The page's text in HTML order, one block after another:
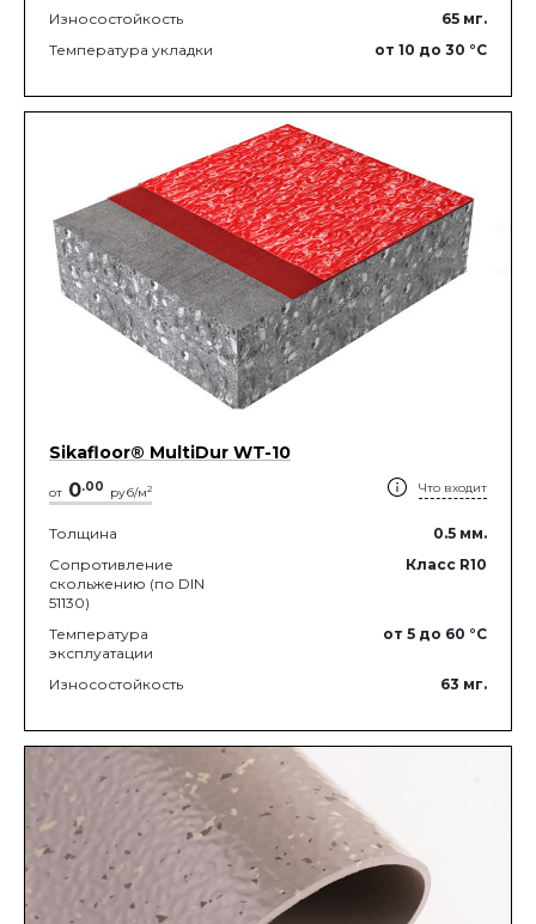
Износостойкость 65 мг.
Температура укладки
от 10 до 30 °C
Sikafloor® MultiDur WT-10
от 0.00 руб/м2 Что входит
Толщина 0.5 мм.
Сопротивление
скольжению (по DIN
51130)
Класс R10
Температура
эксплуатации
от 5 до 60 °C
Износостойкость 63 мг.